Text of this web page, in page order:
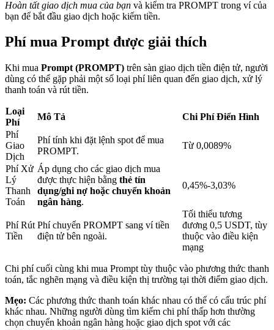
Khóa BTR
Khoản vay
Dịch vụ vay được hỗ trợ bằng tiền điện tử
Hoàn tất giao dịch mua của bạn và kiểm tra PROMPT trong ví của
bạn để bắt đầu giao dịch hoặc kiếm tiền.
Phí mua Prompt được giải thích
Khi mua Prompt (PROMPT) trên sàn giao dịch tiền điện tử, người
dùng có thể gặp phải một số loại phí liên quan đến giao dịch, xử lý
thanh toán và rút tiền.
Loại
Phí
Mô Tả
Chi Phí Điển Hình
Phí
Giao
Dịch
Phí tính khi đặt lệnh spot để mua
PROMPT.
Từ 0,0089%
Phí Xử
Lý
Thanh
Toán
Áp dụng cho các giao dịch mua
được thực hiện bằng thẻ tín
dụng/ghi nợ hoặc chuyển khoản
ngân hàng.
0,45%-3,03%
Phí Rút
Tiền
Phí chuyển PROMPT sang ví tiền
điện tử bên ngoài.
Tối thiểu tương
đương 0,5 USDT, tùy
thuộc vào điều kiện
mạng
Chi phí cuối cùng khi mua Prompt tùy thuộc vào phương thức thanh
toán, tắc nghẽn mạng và điều kiện thị trường tại thời điểm giao dịch.
Mẹo: Các phương thức thanh toán khác nhau có thể có cấu trúc phí
khác nhau. Những người dùng tìm kiếm chi phí thấp hơn thường
chọn chuyển khoản ngân hàng hoặc giao dịch spot với các